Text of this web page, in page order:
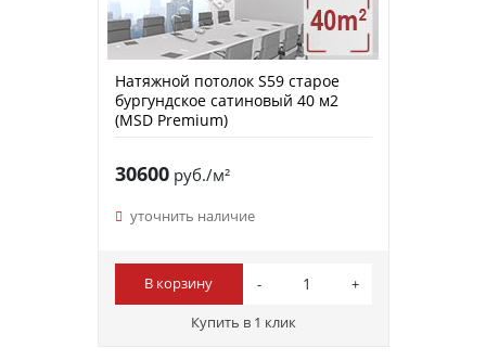
Натяжной потолок S59 старое
бургундское сатиновый 40 м2
(MSD Premium)
30600руб./м²
уточнить наличие
В корзину
Купить в 1 клик